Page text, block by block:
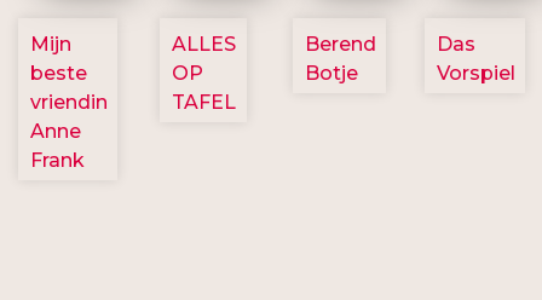
Mijn
beste
vriendin
Anne
Frank
ALLES
OP
TAFEL
Berend
Botje
Das
Vorspiel